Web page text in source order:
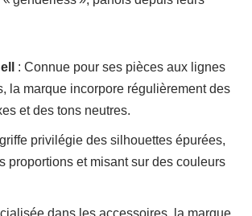
: Connue pour ses pièces aux lignes
la marque incorpore régulièrement des
et des tons neutres.
privilégie des silhouettes épurées,
proportions et misant sur des couleurs